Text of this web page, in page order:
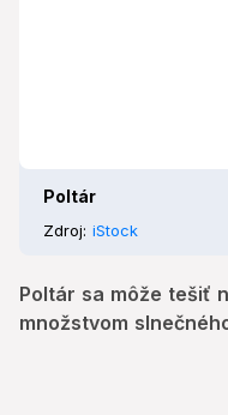
Poltár
Zdroj: iStock
Poltár sa môže tešiť
množstvom